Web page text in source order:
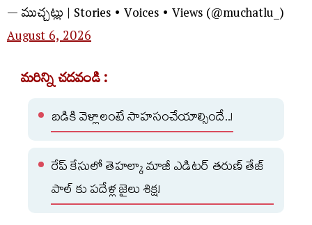
— ముచ్చట్లు | Stories • Voices • Views (@muchatlu_)
August 6, 2026
మరిన్ని చదవండి :
బడికి వెళ్లాలంటే సాహసంచేయాల్సిందే..!
రేప్ కేసులో తెహల్కా మాజీ ఎడిటర్ తరుణ్ తేజ్
పాల్ కు పదేళ్ల జైలు శిక్ష!